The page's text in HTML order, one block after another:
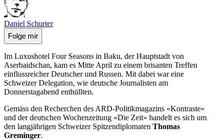
Daniel Schurter
Folge mir
Im Luxushotel Four Seasons in Baku, der Hauptstadt von
Aserbaidschan, kam es Mitte April zu einem brisanten Treffen
einflussreicher Deutscher und Russen. Mit dabei war eine
Schweizer Delegation, wie deutsche Journalisten am
Donnerstagabend enthüllten.
Gemäss den Recherchen des ARD-Politikmagazins «Kontraste»
und der deutschen Wochenzeitung «Die Zeit» handelt es sich um
den langjährigen Schweizer Spitzendiplomaten Thomas
Greminger.